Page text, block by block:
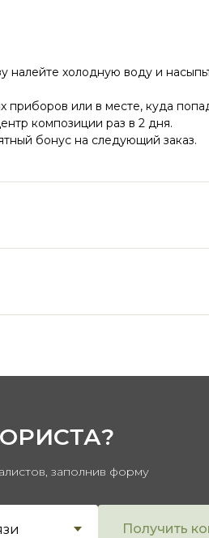
холодную воду и
приборов или в месте, куда
композиции раз в 2 дня.
бонус на следующий заказ.
заполнив форму
Получить